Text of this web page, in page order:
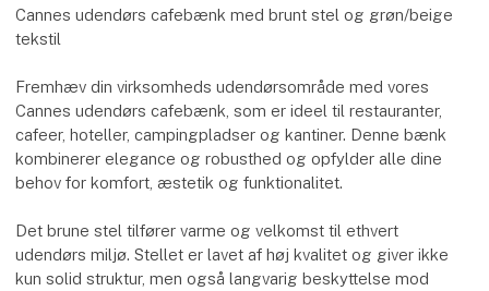
Cannes udendørs cafebænk med brunt stel og grøn/beige
tekstil
Fremhæv din virksomheds udendørsområde med vores
Cannes udendørs cafebænk, som er ideel til restauranter,
cafeer, hoteller, campingpladser og kantiner. Denne bænk
kombinerer elegance og robusthed og opfylder alle dine
behov for komfort, æstetik og funktionalitet.
Det brune stel tilfører varme og velkomst til ethvert
udendørs miljø. Stellet er lavet af høj kvalitet og giver ikke
kun solid struktur, men også langvarig beskyttelse mod